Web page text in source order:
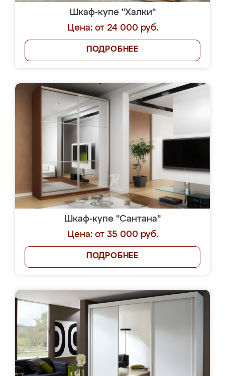
Шкаф-купе "Халки"
Цена: от 24 000 руб.
ПОДРОБНЕЕ
Шкаф-купе "Сантана"
Цена: от 35 000 руб.
ПОДРОБНЕЕ